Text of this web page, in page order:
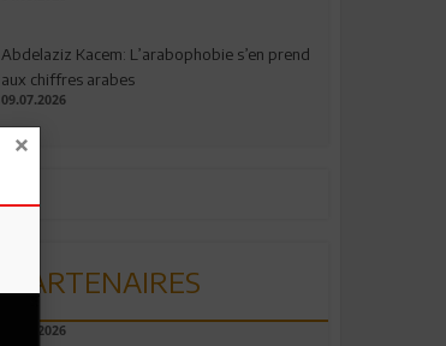
Abdelaziz Kacem: L’arabophobie s’en prend
aux chiffres arabes
09.07.2026
PARTENAIRES
06.08.2026